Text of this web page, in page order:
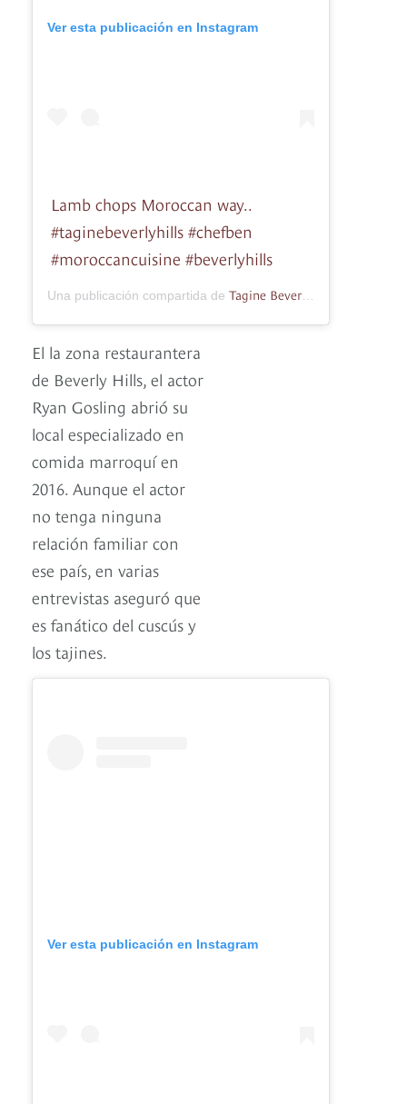
Ver esta publicación en Instagram
Lamb chops Moroccan way..
#taginebeverlyhills #chefben
#moroccancuisine #beverlyhills
Una publicación compartida de Tagine BeverlyHills
El la zona restaurantera
de Beverly Hills, el actor
Ryan Gosling abrió su
local especializado en
comida marroquí en
2016. Aunque el actor
no tenga ninguna
relación familiar con
ese país, en varias
entrevistas aseguró que
es fanático del cuscús y
los tajines.
Ver esta publicación en Instagram